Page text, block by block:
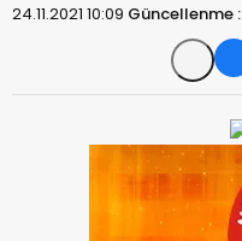
24.11.2021 10:09 Güncellenme :